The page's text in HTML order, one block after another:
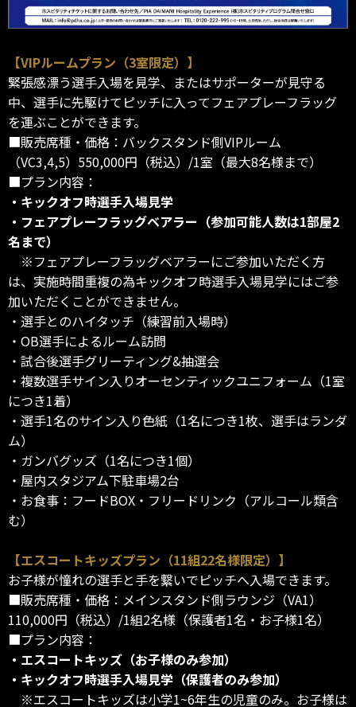
【VIPルームプラン（3室限定）】
緊張感漂う選手入場を見学、またはサポーターが見守る
中、選手に先駆けてピッチに入ってフェアプレーフラッグ
を運ぶことができます。
■販売席種・価格：バックスタンド側VIPルーム
（VC3,4,5）550,000円（税込）/1室（最大8名様まで）
■プラン内容：
・キックオフ時選手入場見学
・フェアプレーフラッグベアラー（参加可能人数は1部屋2
名まで）
※フェアプレーフラッグベアラーにご参加いただく方
は、実施時間重複の為キックオフ時選手入場見学にはご参
加いただくことができません。
・選手とのハイタッチ（練習前入場時）
・OB選手によるルーム訪問
・試合後選手グリーティング&抽選会
・複数選手サイン入りオーセンティックユニフォーム（1室
につき1着）
・選手1名のサイン入り色紙（1名につき1枚、選手はランダ
ム）
・ガンバグッズ（1名につき1個）
・屋内スタジアム下駐車場2台
・お食事：フードBOX・フリードリンク（アルコール類含
む）
【エスコートキッズプラン（11組22名様限定）】
お子様が憧れの選手と手を繋いでピッチへ入場できます。
■販売席種・価格：メインスタンド側ラウンジ（VA1）
110,000円（税込）/1組2名様（保護者1名・お子様1名）
■プラン内容：
・エスコートキッズ（お子様のみ参加）
・キックオフ時選手入場見学（保護者のみ参加）
※エスコートキッズは小学1~6年生の児童のみ。お子様は